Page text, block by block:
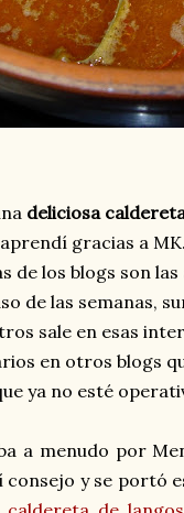
deliciosa
gracias a
de los blogs son
de las semanas,
sale en esas
en otros blogs
ya no esté
a menudo por
y se portó